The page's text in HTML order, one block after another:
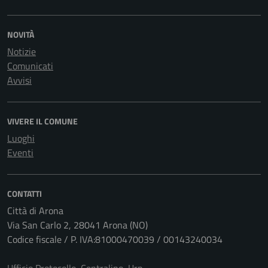
NOVITÀ
Notizie
Comunicati
Avvisi
VIVERE IL COMUNE
Luoghi
Eventi
CONTATTI
Città di Arona
Via San Carlo 2, 28041 Arona (NO)
Codice fiscale / P. IVA:81000470039 / 00143240034